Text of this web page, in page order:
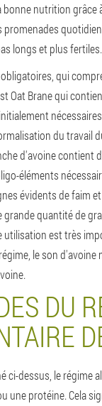
bonne nutrition grâce
promenades
longs et plus fertiles.
qui
Oat Brane qui
du travail
d'avoine contient
éléments
évidents de faim
quantité de
utilisation est très
le son d'avoine
DU
ci-dessus, le régime
une protéine. Cela